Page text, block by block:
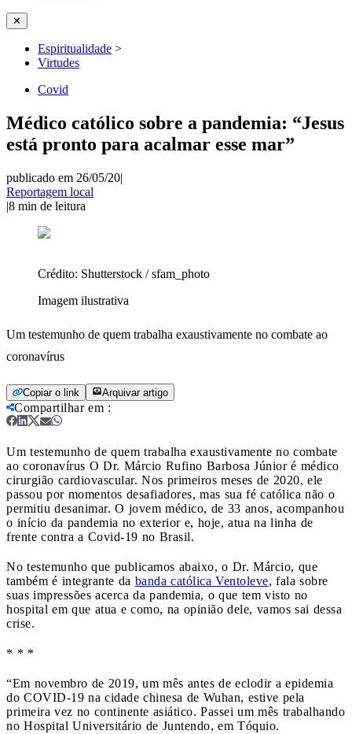
✕
Espiritualidade >
Virtudes
Covid
Médico católico sobre a pandemia: “Jesus
está pronto para acalmar esse mar”
publicado em 26/05/20|
Reportagem local
|8 min de leitura
Crédito: Shutterstock / sfam_photo
Imagem ilustrativa
Um testemunho de quem trabalha exaustivamente no combate ao
coronavírus
Copiar o link Arquivar artigo
Compartilhar em :
Um testemunho de quem trabalha exaustivamente no combate
ao coronavírus O Dr. Márcio Rufino Barbosa Júnior é médico
cirurgião cardiovascular. Nos primeiros meses de 2020, ele
passou por momentos desafiadores, mas sua fé católica não o
permitiu desanimar. O jovem médico, de 33 anos, acompanhou
o início da pandemia no exterior e, hoje, atua na linha de
frente contra a Covid-19 no Brasil.
No testemunho que publicamos abaixo, o Dr. Márcio, que
também é integrante da banda católica Ventoleve, fala sobre
suas impressões acerca da pandemia, o que tem visto no
hospital em que atua e como, na opinião dele, vamos sai dessa
crise.
* * *
“Em novembro de 2019, um mês antes de eclodir a epidemia
do COVID-19 na cidade chinesa de Wuhan, estive pela
primeira vez no continente asiático. Passei um mês trabalhando
no Hospital Universitário de Juntendo, em Tóquio.